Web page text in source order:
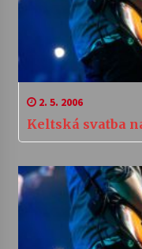
2. 5. 2006
Keltská svatba